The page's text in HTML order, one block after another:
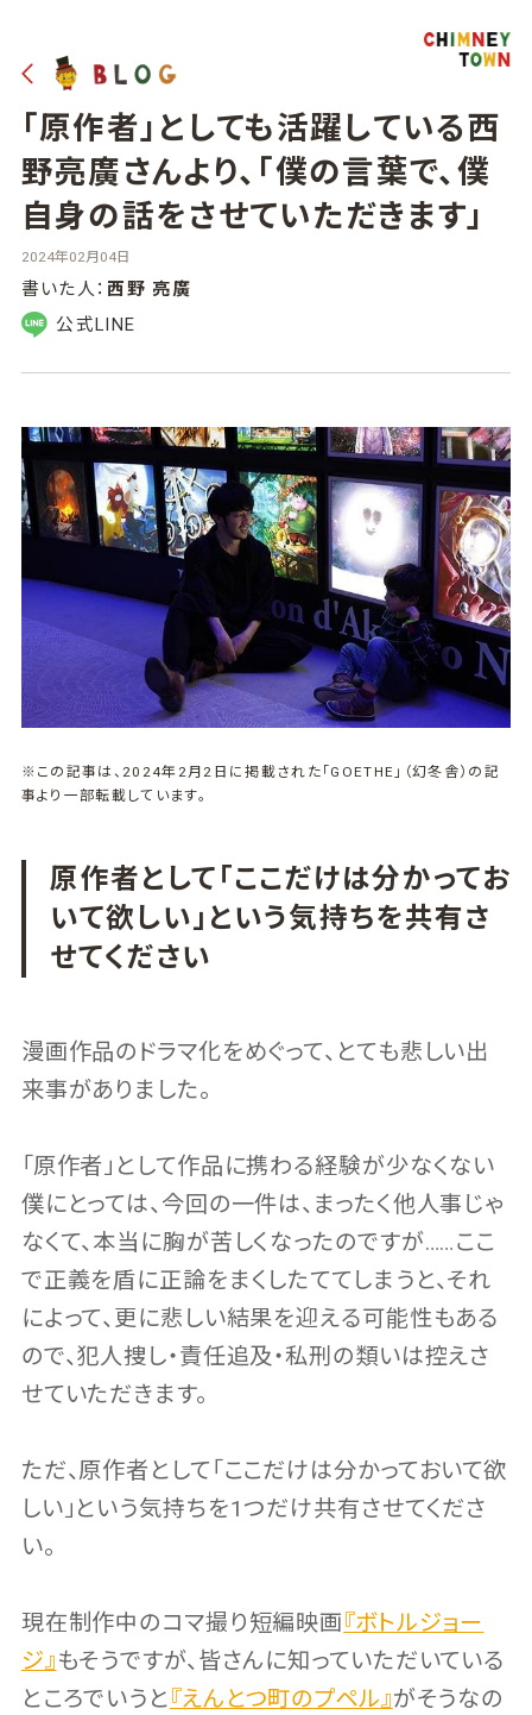
「原作者」としても活躍している西
野亮廣さんより、「僕の言葉で、僕
自身の話をさせていただきます」
2024年02月04日
書いた人： 西野 亮廣
公式LINE
※この記事は、2024年2月2日に掲載された「GOETHE」（幻冬舎）の記
事より一部転載しています。
原作者として「ここだけは分かってお
いて欲しい」という気持ちを共有さ
せてください
漫画作品のドラマ化をめぐって、とても悲しい出
来事がありました。
「原作者」として作品に携わる経験が少なくない
僕にとっては、今回の一件は、まったく他人事じゃ
なくて、本当に胸が苦しくなったのですが……ここ
で正義を盾に正論をまくしたててしまうと、それ
によって、更に悲しい結果を迎える可能性もある
ので、犯人捜し・責任追及・私刑の類いは控えさ
せていただきます。
ただ、原作者として「ここだけは分かっておいて欲
しい」という気持ちを1つだけ共有させてくださ
い。
現在制作中のコマ撮り短編映画『ボトルジョー
ジ』もそうですが、皆さんに知っていただいている
ところでいうと『えんとつ町のプペル』がそうなの